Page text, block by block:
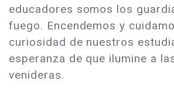
educadores somos los
fuego. Encendemos y
curiosidad de nuestros
esperanza de que ilumine a
venideras.